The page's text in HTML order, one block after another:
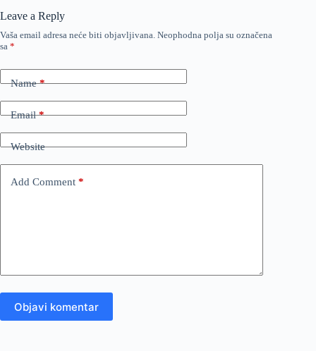
Leave a Reply
Vaša email adresa neće biti objavljivana. Neophodna polja su označena
sa *
Name*
Email*
Website
Add Comment *
Objavi komentar